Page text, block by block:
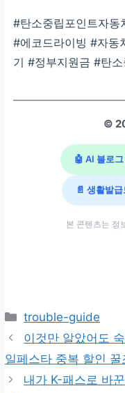
#탄소중립포인트자
#에코드라이빙 #자동
기 #정부지원금 #탄
©
🤖 AI 블로
📄 생활발
본 콘텐츠는 정
카
테
리
trouble-guide
이것만 알았어도
일페스타 중복 할인 꿀
내가 K-패스로 바